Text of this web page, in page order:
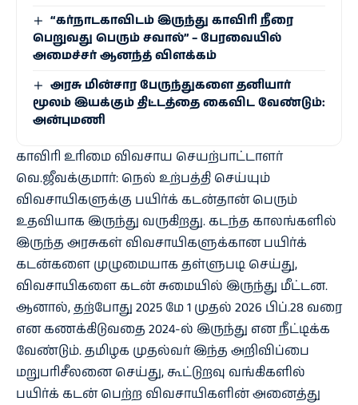
“கர்நாடகாவிடம் இருந்து காவிரி நீரை
பெறுவது பெரும் சவால்” – பேரவையில்
அமைச்சர் ஆனந்த் விளக்கம்
அரசு மின்சார பேருந்துகளை தனியார்
மூலம் இயக்கும் திட்டத்தை கைவிட வேண்டும்:
அன்புமணி
காவிரி உரிமை விவசாய செயற்பாட்டாளர்
வெ.ஜீவக்குமார்: நெல் உற்பத்தி செய்யும்
விவசாயிகளுக்கு பயிர்க் கடன்தான் பெரும்
உதவியாக இருந்து வருகிறது. கடந்த காலங்களில்
இருந்த அரசுகள் விவசாயிகளுக்கான பயிர்க்
கடன்களை முழுமையாக தள்ளுபடி செய்து,
விவசாயிகளை கடன் சுமையில் இருந்து மீட்டன.
ஆனால், தற்போது 2025 மே 1 முதல் 2026 பிப்.28 வரை
என கணக்கிடுவதை 2024-ல் இருந்து என நீட்டிக்க
வேண்டும். தமிழக முதல்வர் இந்த அறிவிப்பை
மறுபரிசீலனை செய்து, கூட்டுறவு வங்கிகளில்
பயிர்க் கடன் பெற்ற விவசாயிகளின் அனைத்து